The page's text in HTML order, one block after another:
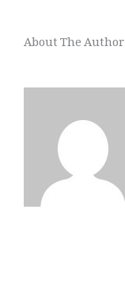
About The Author